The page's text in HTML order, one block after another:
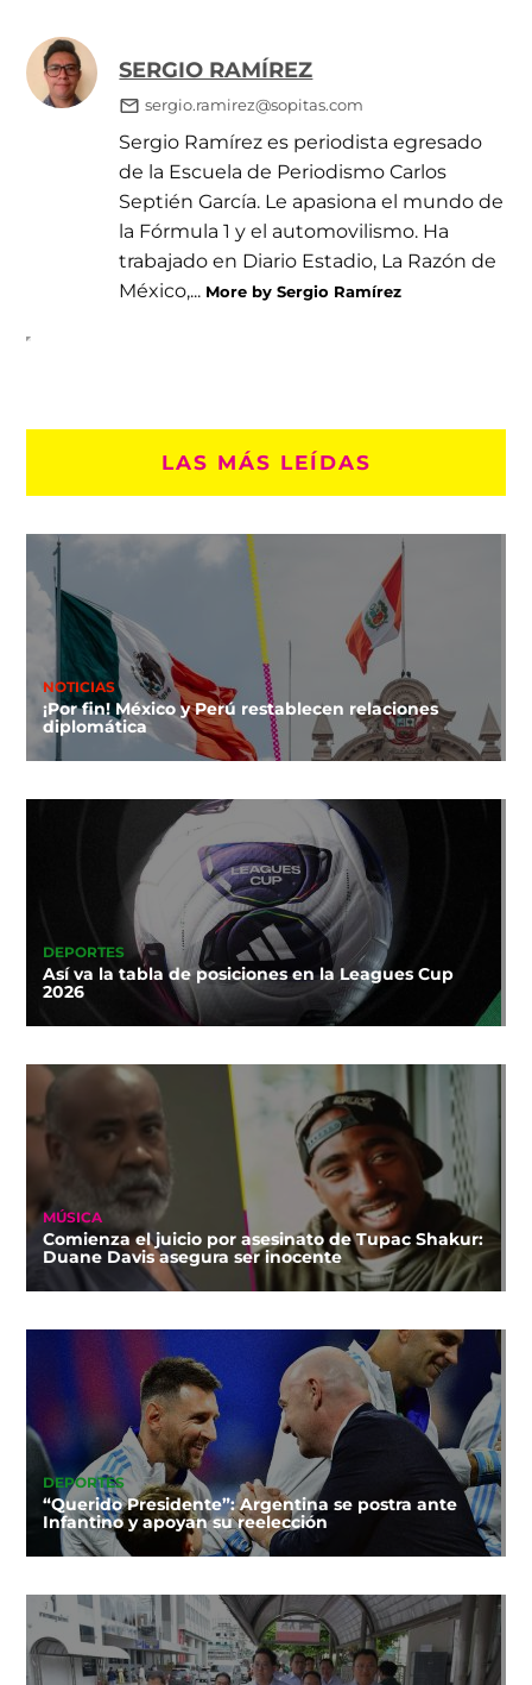
SERGIO RAMÍREZ
sergio.ramirez@sopitas.com
Sergio Ramírez es periodista egresado
de la Escuela de Periodismo Carlos
Septién García. Le apasiona el mundo de
la Fórmula 1 y el automovilismo. Ha
trabajado en Diario Estadio, La Razón de
México,... More by Sergio Ramírez
LAS MÁS LEÍDAS
NOTICIAS
¡Por fin! México y Perú restablecen relaciones
diplomática
DEPORTES
Así va la tabla de posiciones en la Leagues Cup
2026
MÚSICA
Comienza el juicio por asesinato de Tupac Shakur:
Duane Davis asegura ser inocente
DEPORTES
“Querido Presidente”: Argentina se postra ante
Infantino y apoyan su reelección